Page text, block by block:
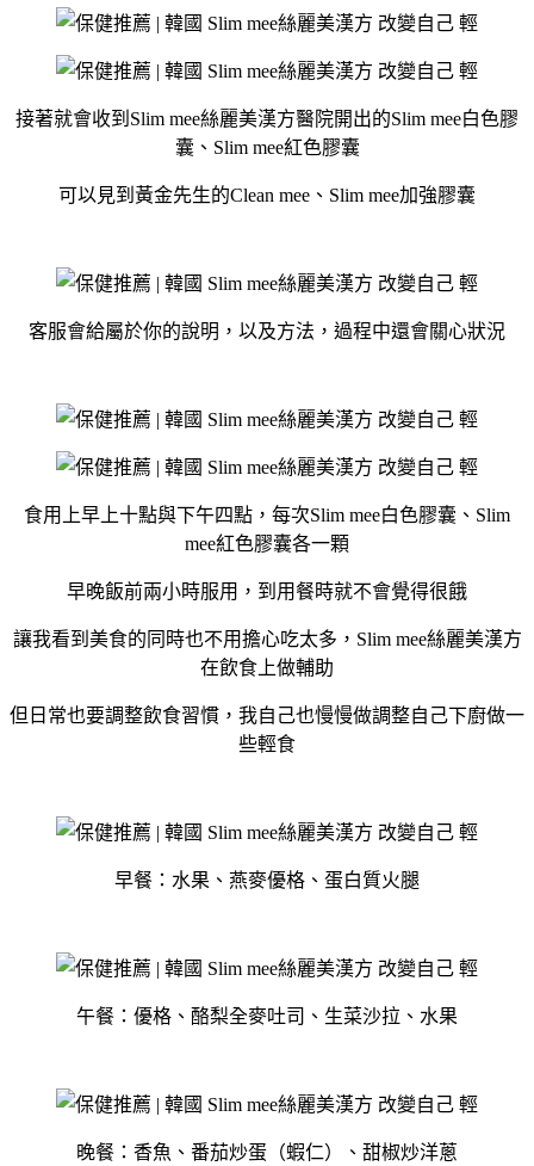
接著就會收到Slim mee絲麗美漢方醫院開出的Slim mee白色膠
囊、Slim mee紅色膠囊
可以見到黃金先生的Clean mee、Slim mee加強膠囊
客服會給屬於你的說明，以及方法，過程中還會關心狀況
食用上早上十點與下午四點，每次Slim mee白色膠囊、Slim
mee紅色膠囊各一顆
早晚飯前兩小時服用，到用餐時就不會覺得很餓
讓我看到美食的同時也不用擔心吃太多，Slim mee絲麗美漢方
在飲食上做輔助
但日常也要調整飲食習慣，我自己也慢慢做調整自己下廚做一
些輕食
早餐：水果、燕麥優格、蛋白質火腿
午餐：優格、酪梨全麥吐司、生菜沙拉、水果
晚餐：香魚、番茄炒蛋（蝦仁）、甜椒炒洋蔥